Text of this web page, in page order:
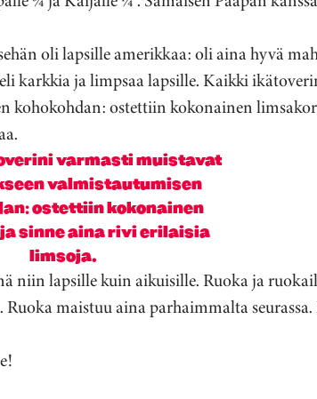
oli lapsille amerikkaa: oli aina hyvä
karkkia ja limpsaa lapsille. Kaikki
kohokohdan: ostettiin kokonainen
varmasti muistavat
valmistautumisen
ostettiin kokonainen
sinne aina rivi erilaisia
limsoja.
niin lapsille kuin aikuisille. Ruoka ja
maistuu aina parhaimmalta seurassa.